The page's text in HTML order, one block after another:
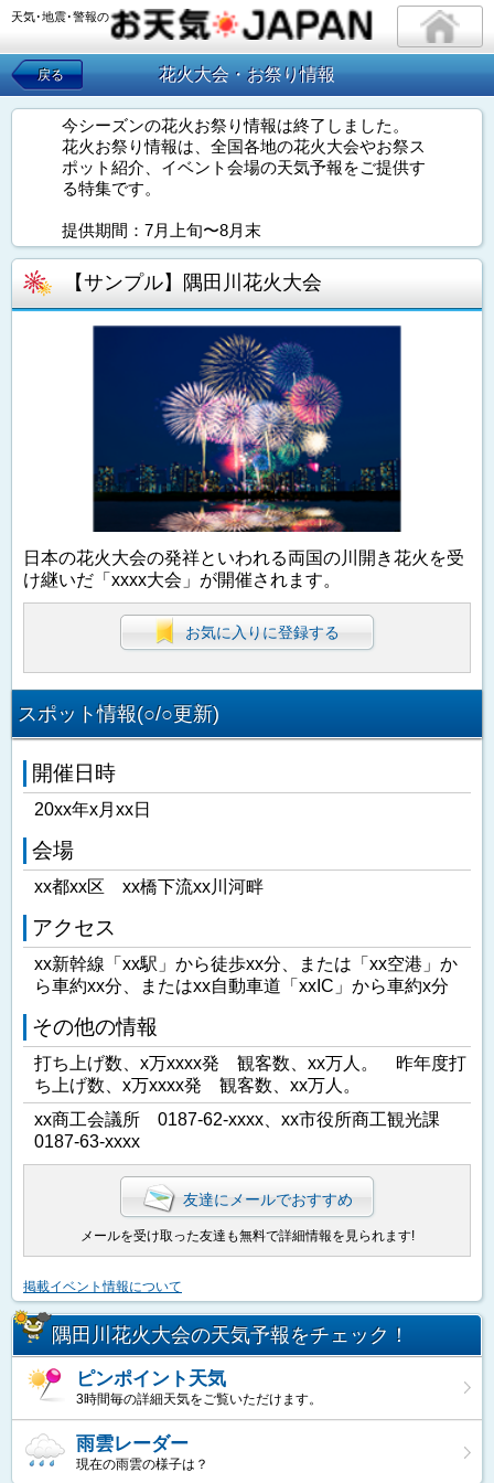
天気･地震･警報の
戻る 花火大会・お祭り情報
今シーズンの花火お祭り情報は終了しました。
花火お祭り情報は、全国各地の花火大会やお祭ス
ポット紹介、イベント会場の天気予報をご提供す
る特集です。
提供期間：7月上旬〜8月末
【サンプル】隅田川花火大会
日本の花火大会の発祥といわれる両国の川開き花火を受
け継いだ「xxxx大会」が開催されます。
お気に入りに登録する
スポット情報(○/○更新)
開催日時
20xx年x月xx日
会場
xx都xx区 xx橋下流xx川河畔
アクセス
xx新幹線「xx駅」から徒歩xx分、または「xx空港」か
ら車約xx分、またはxx自動車道「xxIC」から車約x分
その他の情報
打ち上げ数、x万xxxx発 観客数、xx万人。 昨年度打
ち上げ数、x万xxxx発 観客数、xx万人。
xx商工会議所 0187-62-xxxx、xx市役所商工観光課
0187-63-xxxx
友達にメールでおすすめ
メールを受け取った友達も無料で詳細情報を見られます!
掲載イベント情報について
隅田川花火大会の天気予報をチェック！
ピンポイント天気
3時間毎の詳細天気をご覧いただけます。
雨雲レーダー
現在の雨雲の様子は？